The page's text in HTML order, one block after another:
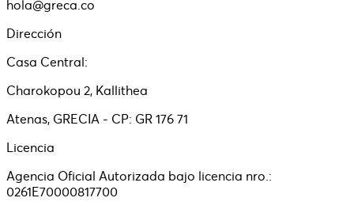
hola@greca.co
Dirección
Casa Central:
Charokopou 2, Kallithea
Atenas, GRECIA - CP: GR 176 71
Licencia
Agencia Oficial Autorizada bajo licencia nro.:
0261E70000817700